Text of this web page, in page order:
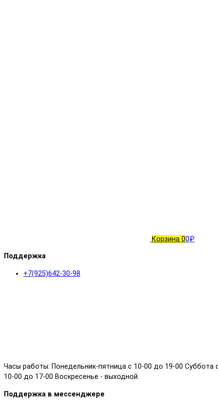
Корзина 00₽
Поддержка
+7(925)642-30-98
Часы работы: Понедельник-пятница с 10-00 до 19-00 Суббота
10-00 до 17-00 Воскресенье - выходной.
Поддержка в мессенджере